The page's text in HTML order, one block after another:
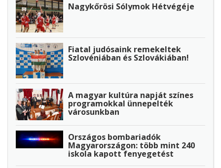
Nagykőrösi Sólymok Hétvégéje
Fiatal judósaink remekeltek
Szlovéniában és Szlovákiában!
A magyar kultúra napját színes
programokkal ünnepelték
városunkban
Országos bombariadók
Magyarországon: több mint 240
iskola kapott fenyegetést